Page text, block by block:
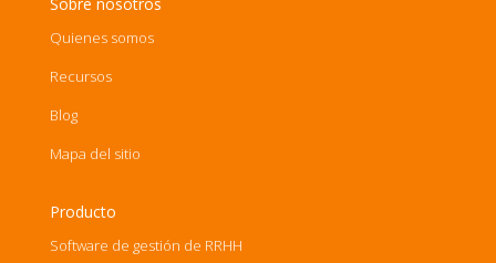
Sobre nosotros
Quienes somos
Recursos
Blog
Mapa del sitio
Producto
Software de gestión de RRHH